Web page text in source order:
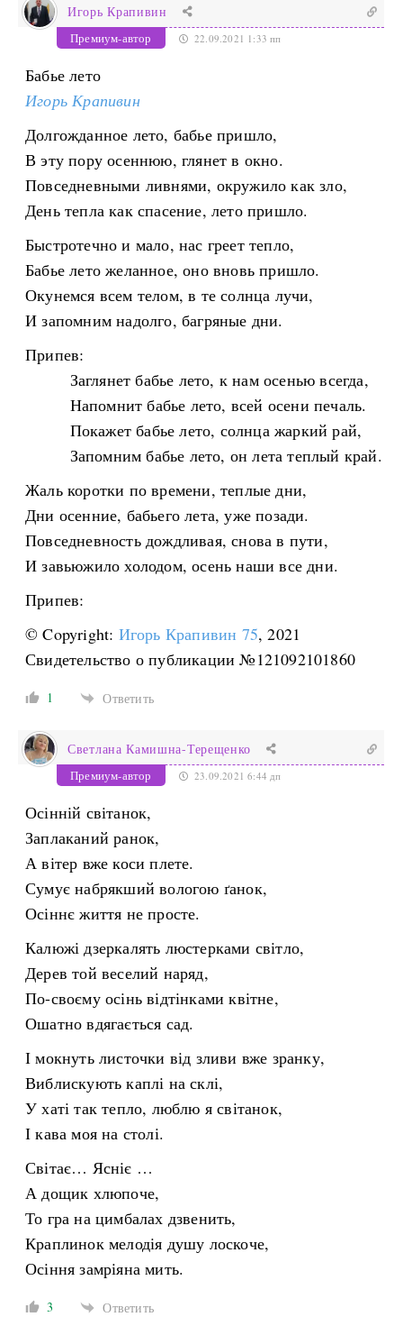
Игорь Крапивин
Премиум-автор 22.09.2021 1:33 пп
Бабье лето
Игорь Крапивин
Долгожданное лето, бабье пришло,
В эту пору осеннюю, глянет в окно.
Повседневными ливнями, окружило как зло,
День тепла как спасение, лето пришло.
Быстротечно и мало, нас греет тепло,
Бабье лето желанное, оно вновь пришло.
Окунемся всем телом, в те солнца лучи,
И запомним надолго, багряные дни.
Припев:
Заглянет бабье лето, к нам осенью всегда,
Напомнит бабье лето, всей осени печаль.
Покажет бабье лето, солнца жаркий рай,
Запомним бабье лето, он лета теплый край.
Жаль коротки по времени, теплые дни,
Дни осенние, бабьего лета, уже позади.
Повседневность дождливая, снова в пути,
И завьюжило холодом, осень наши все дни.
Припев:
© Copyright: Игорь Крапивин 75, 2021
Свидетельство о публикации №121092101860
1 Ответить
Светлана Камишна-Терещенко
Премиум-автор 23.09.2021 6:44 дп
Осінній світанок,
Заплаканий ранок,
А вітер вже коси плете.
Сумує набрякший вологою ґанок,
Осіннє життя не просте.
Калюжі дзеркалять люстерками світло,
Дерев той веселий наряд,
По-своєму осінь відтінками квітне,
Ошатно вдягається сад.
І мокнуть листочки від зливи вже зранку,
Виблискують каплі на склі,
У хаті так тепло, люблю я світанок,
І кава моя на столі.
Світає… Ясніє …
А дощик хлюпоче,
То гра на цимбалах дзвенить,
Краплинок мелодія душу лоскоче,
Осіння замріяна мить.
3 Ответить